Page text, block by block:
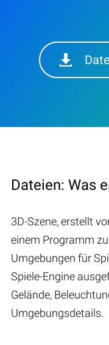
Dateien: Was
3D-Szene, erstellt
einem Programm
Umgebungen für
Spiele-Engine
Gelände,
Umgebungsdetails.